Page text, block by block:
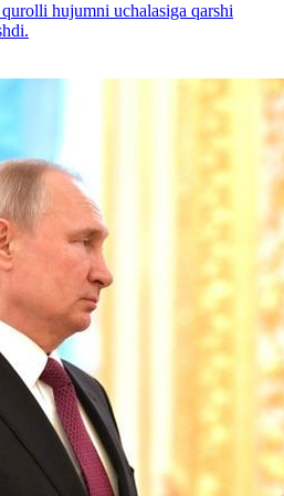
hujumni uchalasiga qarshi